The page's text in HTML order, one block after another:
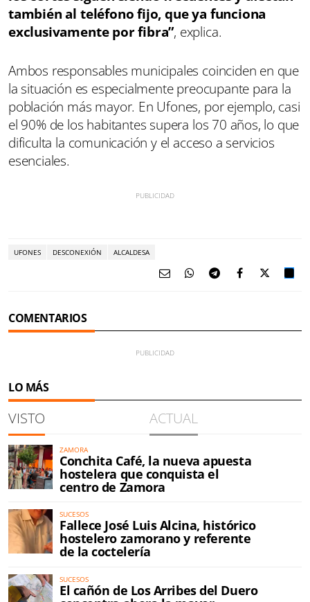
también al teléfono fijo, que ya funciona
exclusivamente por fibra”, explica.
Ambos responsables municipales coinciden en que
la situación es especialmente preocupante para la
población más mayor. En Ufones, por ejemplo, casi
el 90% de los habitantes supera los 70 años, lo que
dificulta la comunicación y el acceso a servicios
esenciales.
UFONES DESCONEXIÓN ALCALDESA
COMENTARIOS
LO MÁS
VISTO ACTUAL
ZAMORA
Conchita Café, la nueva apuesta
hostelera que conquista el
centro de Zamora
SUCESOS
Fallece José Luis Alcina, histórico
hostelero zamorano y referente
de la coctelería
SUCESOS
El cañón de Los Arribes del Duero